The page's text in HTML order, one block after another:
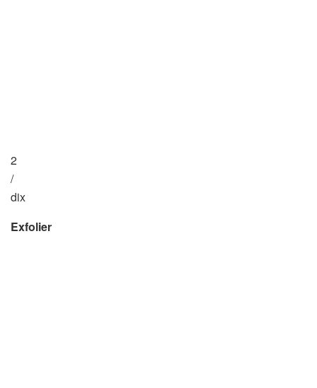
2
/
dix
Exfolier